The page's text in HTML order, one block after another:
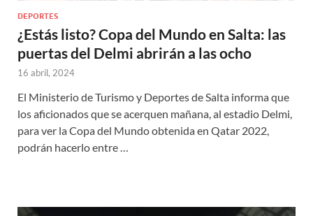
DEPORTES
¿Estás listo? Copa del Mundo en Salta: las
puertas del Delmi abrirán a las ocho
16 abril, 2024
El Ministerio de Turismo y Deportes de Salta informa que
los aficionados que se acerquen mañana, al estadio Delmi,
para ver la Copa del Mundo obtenida en Qatar 2022,
podrán hacerlo entre …